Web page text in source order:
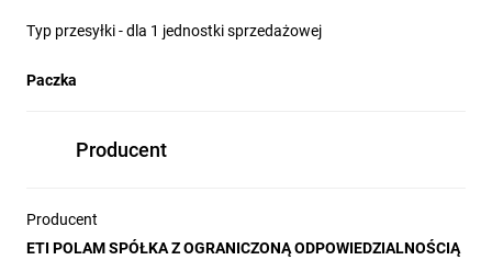
Typ przesyłki - dla 1 jednostki sprzedażowej
Paczka
Producent
Producent
ETI POLAM SPÓŁKA Z OGRANICZONĄ ODPOWIEDZIALNOŚCIĄ